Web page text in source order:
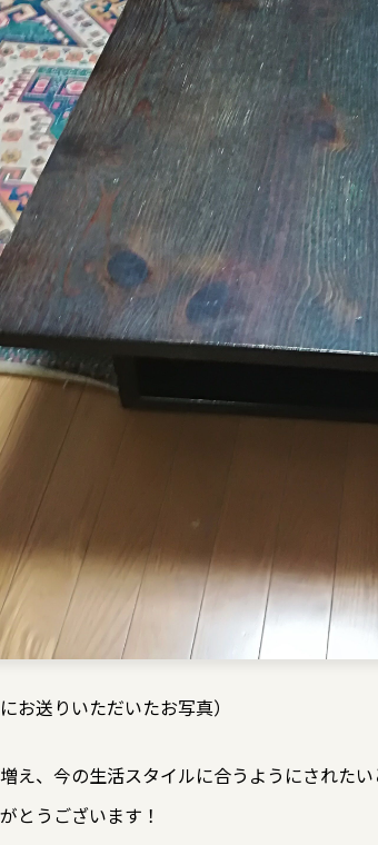
にお送りいただいたお写真）
え、今の生活スタイルに合うようにされた
とうございます！